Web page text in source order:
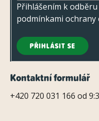
Přihlášením k
podmínkami ochrany
PŘIHLÁSIT SE
Kontaktní formulář
+420 720 031 166 od